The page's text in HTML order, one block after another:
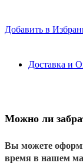
Добавить в
Доставка и
Можно ли
Вы можете
время в нашем